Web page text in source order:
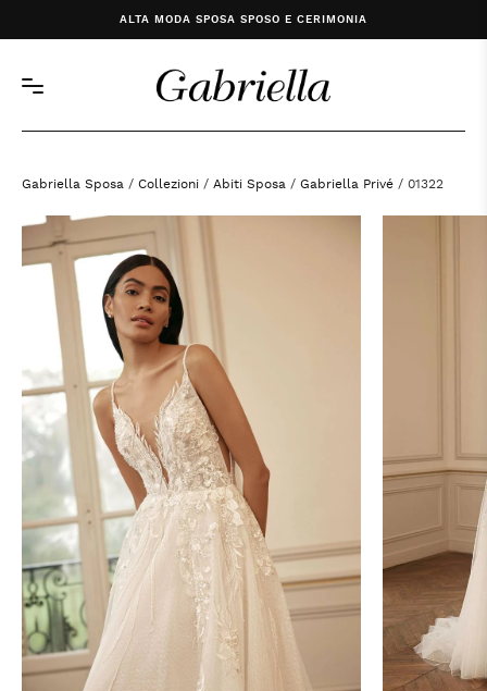
ALTA MODA SPOSA SPOSO E CERIMONIA
Gabriella Sposa / Collezioni / Abiti Sposa / Gabriella Privé / 01322